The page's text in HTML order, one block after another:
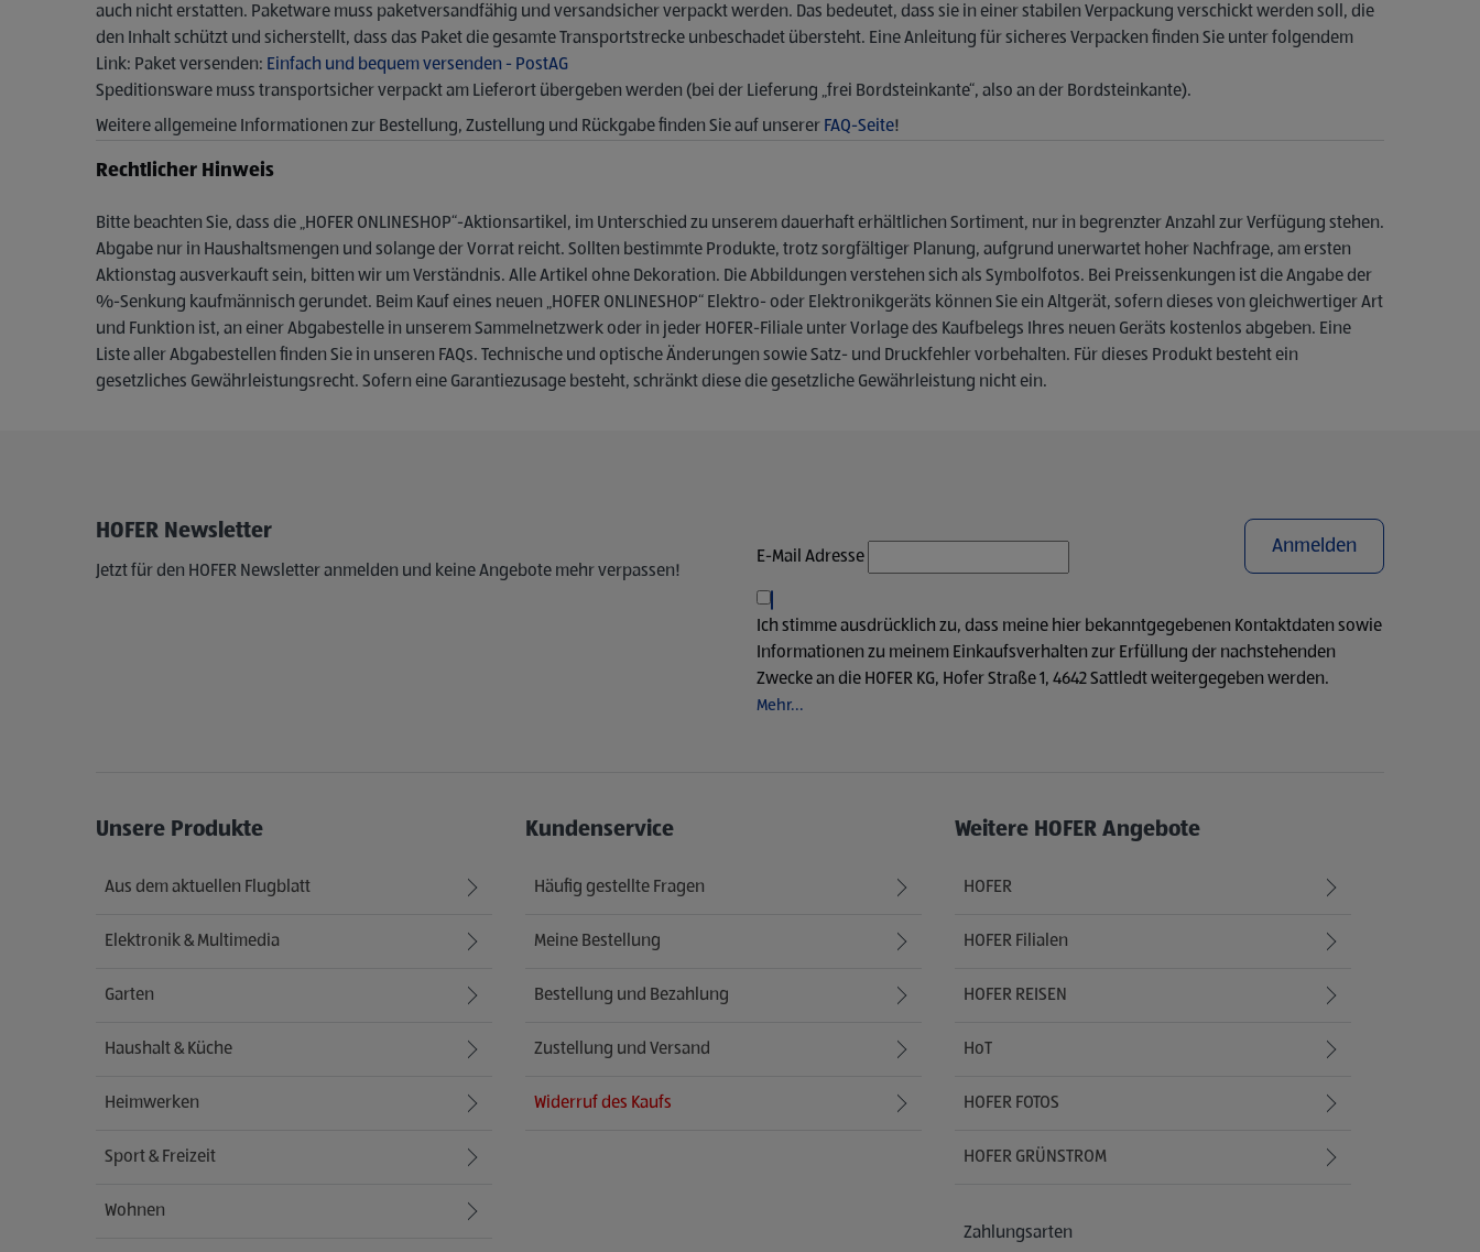
auch nicht erstatten. Paketware muss paketversandfähig und versandsicher verpackt werden. Das bedeutet, dass sie in einer stabilen Verpackung verschickt werden soll, die
den Inhalt schützt und sicherstellt, dass das Paket die gesamte Transportstrecke unbeschadet übersteht. Eine Anleitung für sicheres Verpacken finden Sie unter folgendem
Link: Paket versenden: Einfach und bequem versenden - PostAG
Speditionsware muss transportsicher verpackt am Lieferort übergeben werden (bei der Lieferung „frei Bordsteinkante“, also an der Bordsteinkante).
Weitere allgemeine Informationen zur Bestellung, Zustellung und Rückgabe finden Sie auf unserer FAQ-Seite!
Rechtlicher Hinweis
Bitte beachten Sie, dass die „HOFER ONLINESHOP“-Aktionsartikel, im Unterschied zu unserem dauerhaft erhältlichen Sortiment, nur in begrenzter Anzahl zur Verfügung stehen.
Abgabe nur in Haushaltsmengen und solange der Vorrat reicht. Sollten bestimmte Produkte, trotz sorgfältiger Planung, aufgrund unerwartet hoher Nachfrage, am ersten
Aktionstag ausverkauft sein, bitten wir um Verständnis. Alle Artikel ohne Dekoration. Die Abbildungen verstehen sich als Symbolfotos. Bei Preissenkungen ist die Angabe der
%-Senkung kaufmännisch gerundet. Beim Kauf eines neuen „HOFER ONLINESHOP“ Elektro- oder Elektronikgeräts können Sie ein Altgerät, sofern dieses von gleichwertiger Art
und Funktion ist, an einer Abgabestelle in unserem Sammelnetzwerk oder in jeder HOFER-Filiale unter Vorlage des Kaufbelegs Ihres neuen Geräts kostenlos abgeben. Eine
Liste aller Abgabestellen finden Sie in unseren FAQs. Technische und optische Änderungen sowie Satz- und Druckfehler vorbehalten. Für dieses Produkt besteht ein
gesetzliches Gewährleistungsrecht. Sofern eine Garantiezusage besteht, schränkt diese die gesetzliche Gewährleistung nicht ein.
HOFER Newsletter
Jetzt für den HOFER Newsletter anmelden und keine Angebote mehr verpassen!
E-Mail Adresse
Anmelden
Ich stimme ausdrücklich zu, dass meine hier bekanntgegebenen Kontaktdaten sowie
Informationen zu meinem Einkaufsverhalten zur Erfüllung der nachstehenden
Zwecke an die HOFER KG, Hofer Straße 1, 4642 Sattledt weitergegeben werden.
Mehr...
Unsere Produkte
Aus dem aktuellen Flugblatt
Elektronik & Multimedia
Garten
Haushalt & Küche
Heimwerken
Sport & Freizeit
Wohnen
Kundenservice
Häufig gestellte Fragen
Meine Bestellung
Bestellung und Bezahlung
Zustellung und Versand
Widerruf des Kaufs
Weitere HOFER Angebote
HOFER
HOFER Filialen
HOFER REISEN
HoT
HOFER FOTOS
HOFER GRÜNSTROM
Zahlungsarten